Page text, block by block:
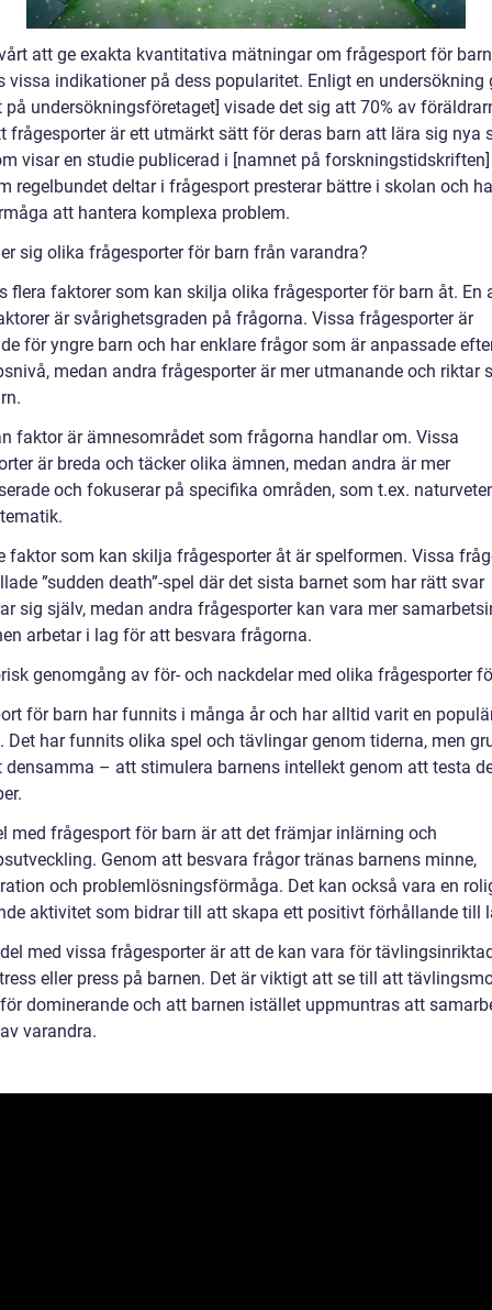
att ge exakta kvantitativa mätningar om frågesport för
vissa indikationer på dess popularitet. Enligt en undersökning
på undersökningsföretaget] visade det sig att 70% av
frågesporter är ett utmärkt sätt för deras barn att lära sig nya
visar en studie publicerad i [namnet på
regelbundet deltar i frågesport presterar bättre i skolan och
att hantera komplexa problem.
sig olika frågesporter för barn från varandra?
flera faktorer som kan skilja olika frågesporter för barn åt. En
är svårighetsgraden på frågorna. Vissa frågesporter är
för yngre barn och har enklare frågor som är anpassade
medan andra frågesporter är mer utmanande och riktar
faktor är ämnesområdet som frågorna handlar om. Vissa
är breda och täcker olika ämnen, medan andra är mer
och fokuserar på specifika områden, som t.ex.
faktor som kan skilja frågesporter åt är spelformen. Vissa
”sudden death”-spel där det sista barnet som har rätt svar
sig själv, medan andra frågesporter kan vara mer
arbetar i lag för att besvara frågorna.
genomgång av för- och nackdelar med olika frågesporter
för barn har funnits i många år och har alltid varit en
Det har funnits olika spel och tävlingar genom tiderna, men
densamma – att stimulera barnens intellekt genom att testa
med frågesport för barn är att det främjar inlärning och
Genom att besvara frågor tränas barnens minne,
och problemlösningsförmåga. Det kan också vara en
aktivitet som bidrar till att skapa ett positivt förhållande till
med vissa frågesporter är att de kan vara för
eller press på barnen. Det är viktigt att se till att
dominerande och att barnen istället uppmuntras att
varandra.